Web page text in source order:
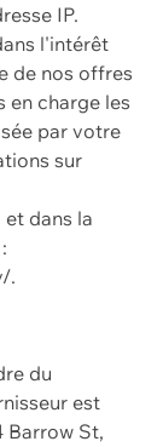
IP.
l'intérêt
de nos offres
en charge les
par votre
sur
dans la
.
du
est
Barrow St,